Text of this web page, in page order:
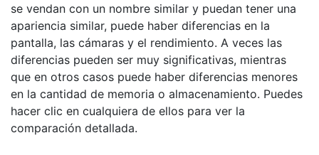
se vendan con un nombre similar y puedan tener una
apariencia similar, puede haber diferencias en la
pantalla, las cámaras y el rendimiento. A veces las
diferencias pueden ser muy significativas, mientras
que en otros casos puede haber diferencias menores
en la cantidad de memoria o almacenamiento. Puedes
hacer clic en cualquiera de ellos para ver la
comparación detallada.